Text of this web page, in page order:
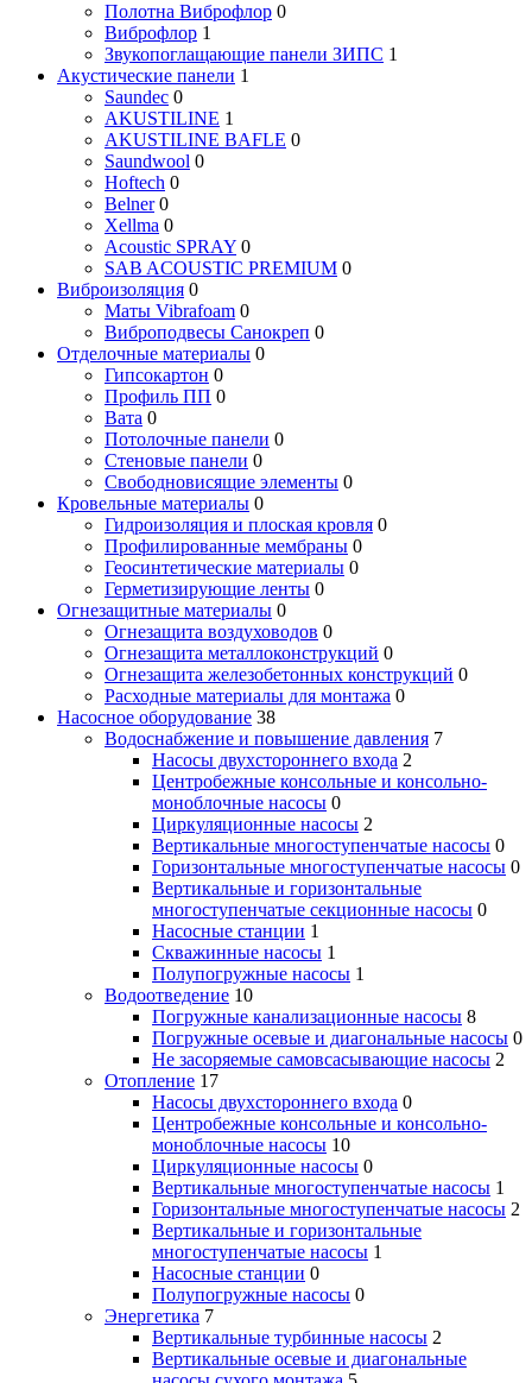
Полотна Виброфлор 0
Виброфлор 1
Звукопоглащающие панели ЗИПС 1
Акустические панели 1
Saundec 0
AKUSTILINE 1
AKUSTILINE BAFLE 0
Saundwool 0
Hoftech 0
Belner 0
Xellma 0
Acoustic SPRAY 0
SAB ACOUSTIC PREMIUM 0
Виброизоляция 0
Маты Vibrafoam 0
Виброподвесы Санокреп 0
Отделочные материалы 0
Гипсокартон 0
Профиль ПП 0
Вата 0
Потолочные панели 0
Стеновые панели 0
Свободновисящие элементы 0
Кровельные материалы 0
Гидроизоляция и плоская кровля 0
Профилированные мембраны 0
Геосинтетические материалы 0
Герметизирующие ленты 0
Огнезащитные материалы 0
Огнезащита воздуховодов 0
Огнезащита металлоконструкций 0
Огнезащита железобетонных конструкций 0
Расходные материалы для монтажа 0
Насосное оборудование 38
Водоснабжение и повышение давления 7
Насосы двухстороннего входа 2
Центробежные консольные и консольно-
моноблочные насосы 0
Циркуляционные насосы 2
Вертикальные многоступенчатые насосы 0
Горизонтальные многоступенчатые насосы 0
Вертикальные и горизонтальные
многоступенчатые секционные насосы 0
Насосные станции 1
Скважинные насосы 1
Полупогружные насосы 1
Водоотведение 10
Погружные канализационные насосы 8
Погружные осевые и диагональные насосы 0
Не засоряемые самовсасывающие насосы 2
Отопление 17
Насосы двухстороннего входа 0
Центробежные консольные и консольно-
моноблочные насосы 10
Циркуляционные насосы 0
Вертикальные многоступенчатые насосы 1
Горизонтальные многоступенчатые насосы 2
Вертикальные и горизонтальные
многоступенчатые насосы 1
Насосные станции 0
Полупогружные насосы 0
Энергетика 7
Вертикальные турбинные насосы 2
Вертикальные осевые и диагональные